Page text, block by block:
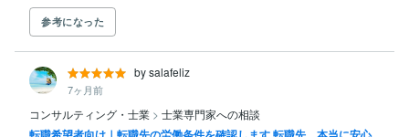
参考になった
by salafeliz
7ヶ月前
コンサルティング・士業 > 士業専門家への相談